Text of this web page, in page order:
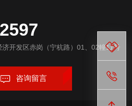
开发区赤岗（宁杭路）01、02幢11号
咨询留言